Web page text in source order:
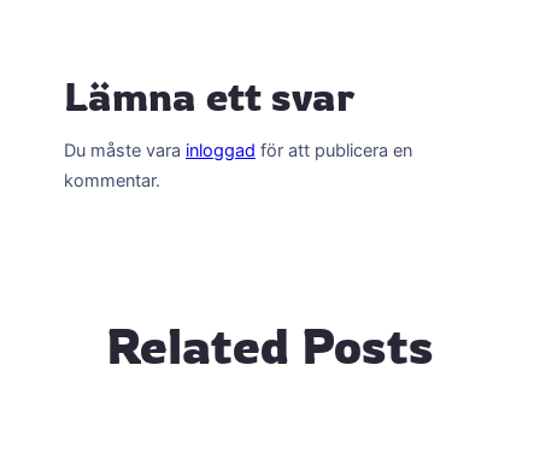
Lämna ett svar
Du måste vara inloggad för att publicera en
kommentar.
Related Posts